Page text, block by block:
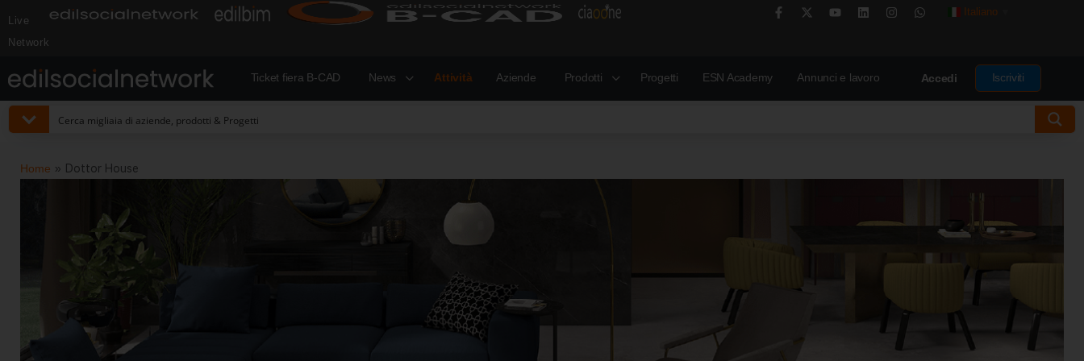
Live
Network
Italiano
Ticket fiera B-CAD News Attività Aziende Prodotti Progetti ESN Academy Annunci e lavoro Accedi Iscriviti
Home » Dottor House